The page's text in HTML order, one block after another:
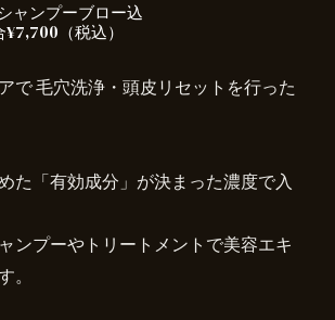
ャンプーブロー込
（税込）
で 毛穴洗浄・頭皮リセットを行った
た「有効成分」が決まった濃度で入
ンプーやトリートメントで美容エキ
。